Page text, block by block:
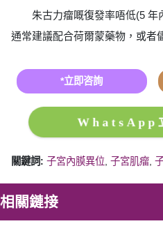
朱古力瘤嘅復發率唔低(5 年
通常建議配合荷爾蒙藥物，或者
*立即咨詢
WhatsApp
關鍵詞: 子宮內膜異位, 子宮肌瘤,
相關鏈接